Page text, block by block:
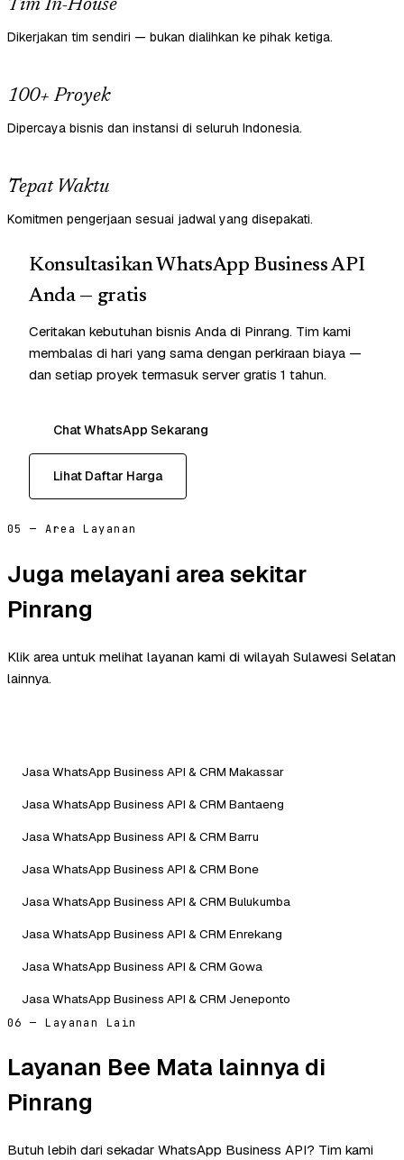
Tim In-House
Dikerjakan tim sendiri — bukan dialihkan ke pihak ketiga.
100+ Proyek
Dipercaya bisnis dan instansi di seluruh Indonesia.
Tepat Waktu
Komitmen pengerjaan sesuai jadwal yang disepakati.
Konsultasikan WhatsApp Business API
Anda — gratis
Ceritakan kebutuhan bisnis Anda di Pinrang. Tim kami
membalas di hari yang sama dengan perkiraan biaya —
dan setiap proyek termasuk server gratis 1 tahun.
Chat WhatsApp Sekarang
Lihat Daftar Harga
05 — Area Layanan
Juga melayani area sekitar
Pinrang
Klik area untuk melihat layanan kami di wilayah Sulawesi Selatan
lainnya.
Jasa WhatsApp Business API & CRM Makassar
Jasa WhatsApp Business API & CRM Bantaeng
Jasa WhatsApp Business API & CRM Barru
Jasa WhatsApp Business API & CRM Bone
Jasa WhatsApp Business API & CRM Bulukumba
Jasa WhatsApp Business API & CRM Enrekang
Jasa WhatsApp Business API & CRM Gowa
Jasa WhatsApp Business API & CRM Jeneponto
06 — Layanan Lain
Layanan Bee Mata lainnya di
Pinrang
Butuh lebih dari sekadar WhatsApp Business API? Tim kami